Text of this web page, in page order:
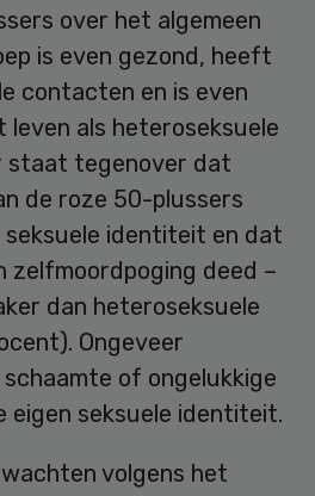
over het algemeen
is even gezond, heeft
contacten en is even
als heteroseksuele
staat tegenover dat
de roze 50-plussers
seksuele identiteit en dat
zelfmoordpoging deed –
dan heteroseksuele
Ongeveer
of ongelukkige
eigen seksuele identiteit.
volgens het